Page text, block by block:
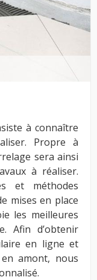
à connaître
Propre à
sera ainsi
à réaliser.
et méthodes
mises en place
les meilleures
Afin d’obtenir
en ligne et
amont, nous